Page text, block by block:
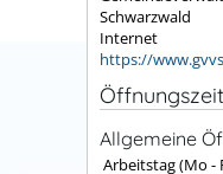
Schwarzwald
Internet
https://
Allgemeine
Arbeitstag (Mo -